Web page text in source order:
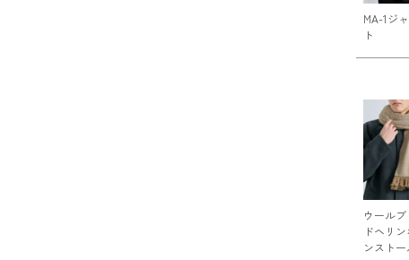
MA-1ジ
ト
ウールブ
ドヘリ
ンスト